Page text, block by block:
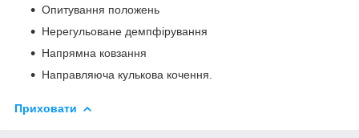
Опитування положень
Нерегульоване демпфірування
Напрямна ковзання
Направляюча кулькова кочення.
Приховати